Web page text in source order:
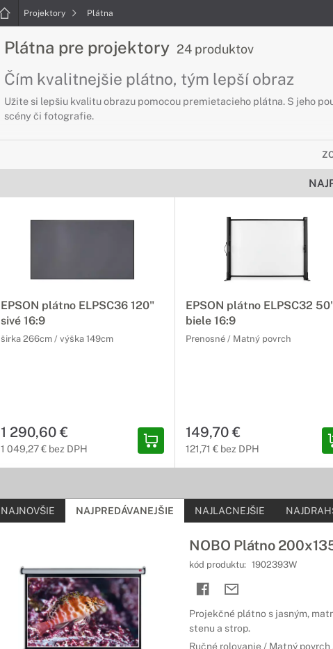
Projektory Plátna
Plátna pre projektory 24 produktov
Čím kvalitnejšie plátno, tým lepší obraz
Užite si lepšiu kvalitu obrazu pomocou premietacieho plátna. S jeho
scény či fotografie.
EPSON plátno ELPSC36 120"
sivé 16:9
širka 266cm / výška 149cm
1 290,60 €
1 049,27 € bez DPH
EPSON plátno ELPSC32
biele 16:9
Prenosné / Matný povrch
149,70 €
121,71 € bez DPH
NAJNOVŠIE NAJPREDÁVANEJŠIE NAJLACNEJŠIE
NOBO Plátno
kód produktu: 1902393W
Projekčné plátno s jasným,
stenu a strop.
Ručné rolovanie / Matný